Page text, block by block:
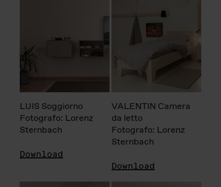
LUIS Soggiorno
Fotografo: Lorenz
Sternbach
Download
VALENTIN Camera
da letto
Fotografo: Lorenz
Sternbach
Download